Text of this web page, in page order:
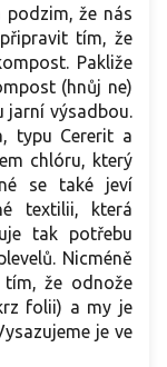
podzim, že nás
tím, že
Pakliže
(hnůj ne)
jarní výsadbou.
typu Cererit a
chlóru, který
se také jeví
textilii, která
tak potřebu
Nicméně
že odnože
folii) a my je
je ve